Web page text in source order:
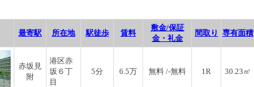
最寄駅 所在地 駅徒歩 賃料
敷金/保証
金・礼金
間取り 専有面積
赤坂見
附
港区赤
坂６丁
目
5分 6.5万 無料 /-無料 1R 30.23㎡